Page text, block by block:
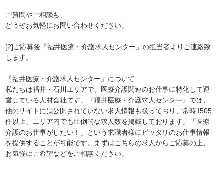
ご質問やご相談も、
どうぞお気軽にお問い合わせください。
[2]ご応募後『福井医療・介護求人センター』の担当者よりご連絡致
します。
『福井医療・介護求人センター』について
私たちは福井・石川エリアで、医療介護関連のお仕事に特化して運
営している人材会社です。『福井医療・介護求人センター』では、
他のサイトには公開されていない求人情報も扱っており、常時1505
件以上、エリア内でも圧倒的な求人数を掲載しております。「医療
介護のお仕事がしたい！」という求職者様にピッタリのお仕事情報
を提供することが可能です。まずはこちらの求人からご応募の上、
お気軽にご希望などをご相談ください。